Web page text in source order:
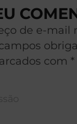
de e-mail
com *